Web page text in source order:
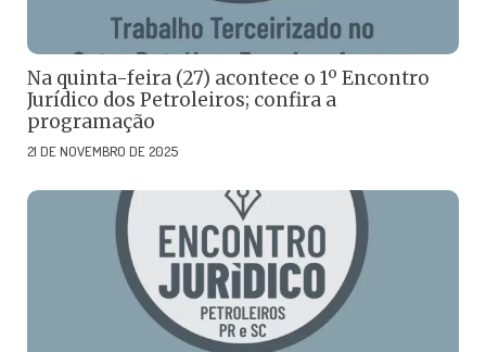
Na quinta-feira (27) acontece o 1º Encontro
Jurídico dos Petroleiros; confira a
programação
21 DE NOVEMBRO DE 2025